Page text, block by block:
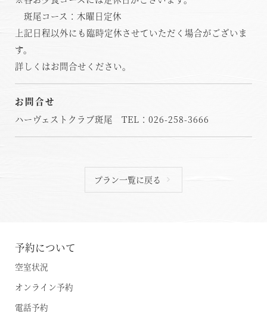
斑尾コース：木曜日定休
上記日程以外にも臨時定休させていただく場合がございま
す。
詳しくはお問合せください。
お問合せ
ハーヴェストクラブ斑尾 TEL：026-258-3666
プラン一覧に戻る
予約について
空室状況
オンライン予約
電話予約